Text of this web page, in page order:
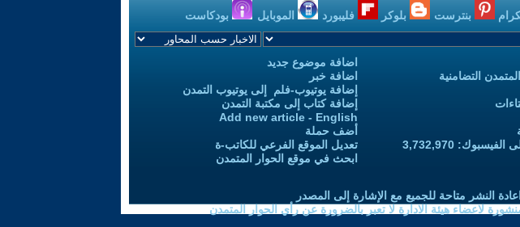
بنترست بلوكر فليبورد الموبايل بودكاست
التضامنية
3,732,970
اضافة موضوع جديد
اضافة خبر
إضافة يوتيوب-فلم إلى يوتيوب التمدن
إضافة كتاب إلى مكتبة التمدن
Add new article - English
أضف حملة
تعديل الموقع الفرعي للكاتب-ة
ابحث في موقع الحوار المتمدن
النشر متاحة للجميع مع الإشارة إلى المصدر
لاعضاء هيئة الادارة لا تعبر بالضرورة عن رأي الحوار المتمدن